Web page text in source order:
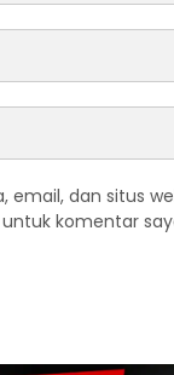
email, dan situs
komentar